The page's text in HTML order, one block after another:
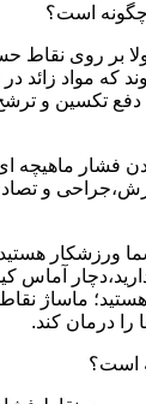
است؟
بر روی نقاط
که مواد زائد
تکسین و
فشار ماهیچه
و
ورزشکار
آماس
هستید؛ ماساژ
را درمان کند.
است؟